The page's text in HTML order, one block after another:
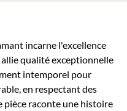
incarne l'excellence
qualité exceptionnelle
intemporel pour
en respectant des
pièce raconte une histoire